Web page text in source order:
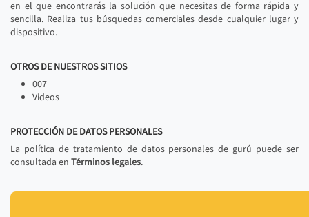
en el que encontrarás la solución que necesitas de forma rápida y
sencilla. Realiza tus búsquedas comerciales desde cualquier lugar y
dispositivo.
OTROS DE NUESTROS SITIOS
007
Videos
PROTECCIÓN DE DATOS PERSONALES
La política de tratamiento de datos personales de gurú puede ser
consultada en Términos legales.